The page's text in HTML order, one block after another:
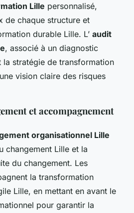
Lille personnalisé,
de chaque structure et
durable Lille. L’ audit
, associé à un diagnostic
la stratégie de transformation
vision claire des risques
et accompagnement
organisationnel Lille
changement Lille et la
du changement. Les
la transformation
Lille, en mettant en avant le
pour garantir la